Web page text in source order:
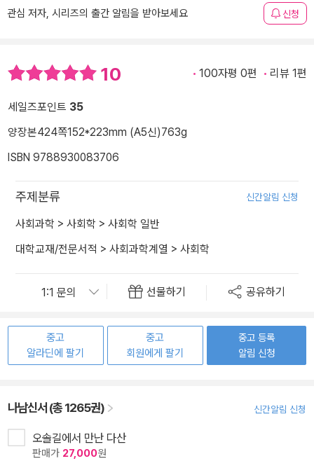
관심 저자, 시리즈의 출간 알림을 받아보세요 신청
10 100자평 0편 리뷰 1편
세일즈포인트 35
양장본424쪽152*223mm (A5신)763g
ISBN 9788930083706
주제분류 신간알림 신청
사회과학 > 사회학 > 사회학 일반
대학교재/전문서적 > 사회과학계열 > 사회학
선물하기 공유하기
중고
알라딘에 팔기
중고
회원에게 팔기
중고 등록
알림 신청
나남신서 (총 1265권) 신간알림 신청
오솔길에서 만난 다산
판매가 27,000원